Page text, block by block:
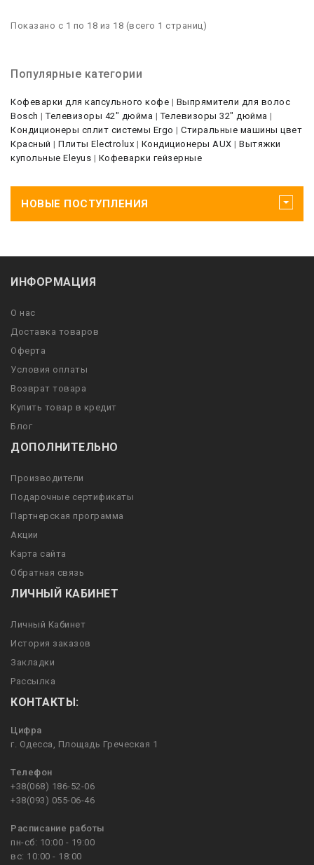
Показано с 1 по 18 из 18 (всего 1 страниц)
Популярные категории
Кофеварки для капсульного кофе | Выпрямители для волос
Bosch |Телевизоры 42" дюйма |Телевизоры 32" дюйма |
Кондиционеры сплит системы Ergo | Стиральные машины цвет
Красный | Плиты Electrolux | Кондиционеры AUX | Вытяжки
купольные Eleyus | Кофеварки гейзерные
НОВЫЕ ПОСТУПЛЕНИЯ
ИНФОРМАЦИЯ
О нас
Доставка товаров
Оферта
Условия оплаты
Возврат товара
Купить товар в кредит
Блог
ДОПОЛНИТЕЛЬНО
Производители
Подарочные сертификаты
Партнерская программа
Акции
Карта сайта
Обратная связь
ЛИЧНЫЙ КАБИНЕТ
Личный Кабинет
История заказов
Закладки
Рассылка
КОНТАКТЫ:
Цифра
г. Одесса, Площадь Греческая 1
Телефон
+38(068) 186-52-06
+38(093) 055-06-46
Расписание работы
пн-сб: 10:00 - 19:00
вс: 10:00 - 18:00